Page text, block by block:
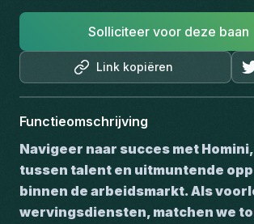
Link kopiëren
Solliciteer voor deze baan
Functieomschrijving
Navigeer naar succes met
tussen talent en uitmuntende
binnen de arbeidsmarkt. Als
wervingsdiensten, matchen we